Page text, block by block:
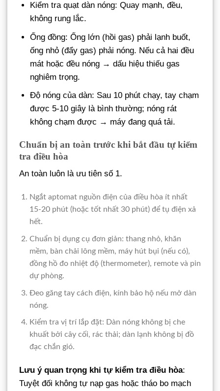
Kiểm tra quạt dàn nóng: Quay mạnh, đều,
không rung lắc.
Ống đồng: Ống lớn (hồi gas) phải lạnh buốt,
ống nhỏ (đẩy gas) phải nóng. Nếu cả hai đều
mát hoặc đều nóng → dấu hiệu thiếu gas
nghiêm trọng.
Độ nóng của dàn: Sau 10 phút chạy, tay chạm
được 5-10 giây là bình thường; nóng rát
không chạm được → máy đang quá tải.
Chuẩn bị an toàn trước khi bắt đầu tự kiểm
tra điều hòa
An toàn luôn là ưu tiên số 1.
Ngắt aptomat nguồn điện của điều hòa ít nhất
15-20 phút (hoặc tốt nhất 30 phút) để tụ điện xả
hết.
Chuẩn bị dụng cụ đơn giản: thang nhỏ, khăn
mềm, bàn chải lông mềm, máy hút bụi (nếu có),
đồng hồ đo nhiệt độ (thermometer), remote và pin
dự phòng.
Đeo găng tay cách điện, kính bảo hộ nếu mở dàn
nóng.
Kiểm tra vị trí lắp đặt: Dàn nóng không bị che
khuất bởi cây cối, rác thải; dàn lạnh không bị đồ
đạc chắn gió.
Lưu ý quan trọng khi tự kiểm tra điều hòa:
Tuyệt đối không tự nạp gas hoặc tháo bo mạch